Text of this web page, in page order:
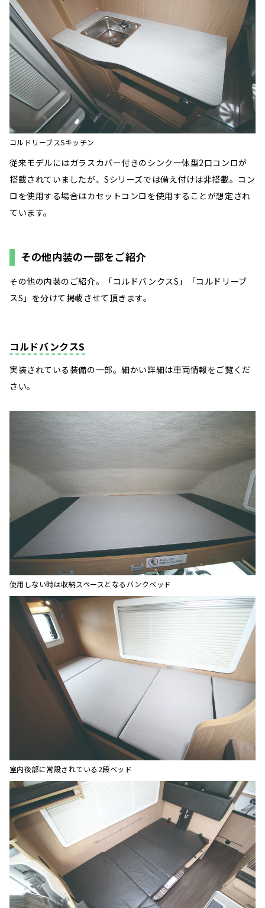
コルドリーブスSキッチン
従来モデルにはガラスカバー付きのシンク一体型2口コンロが
搭載されていましたが、Sシリーズでは備え付けは非搭載。コン
ロを使用する場合はカセットコンロを使用することが想定され
ています。
その他内装の一部をご紹介
その他の内装のご紹介。「コルドバンクスS」「コルドリーブ
スS」を分けて掲載させて頂きます。
コルドバンクスS
実装されている装備の一部。細かい詳細は車両情報をご覧くだ
さい。
使用しない時は収納スペースとなるバンクベッド
室内後部に常設されている2段ベッド